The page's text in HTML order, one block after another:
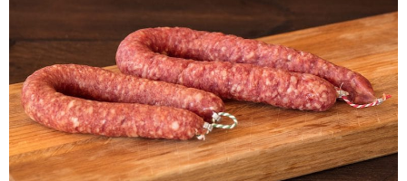
ACTIVITEITEN
LANDWINKEL
KERSTPAKKETTEN
WEBSHOP
NIEUWS & ACTUALITEITEN